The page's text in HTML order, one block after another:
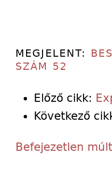
MEGJELENT:
SZÁM 52
Előző cikk:
Következő
Befejezetlen múlt